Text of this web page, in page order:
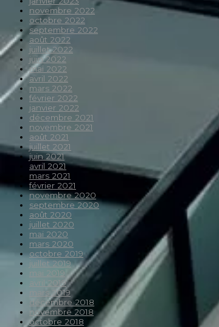
novembre 2022
octobre 2022
septembre 2022
août 2022
juillet 2022
juin 2022
mai 2022
avril 2022
mars 2022
février 2022
janvier 2022
décembre 2021
novembre 2021
août 2021
juillet 2021
juin 2021
avril 2021
mars 2021
février 2021
novembre 2020
septembre 2020
août 2020
juillet 2020
mai 2020
mars 2020
octobre 2019
juillet 2019
mai 2019
avril 2019
mars 2019
décembre 2018
novembre 2018
octobre 2018